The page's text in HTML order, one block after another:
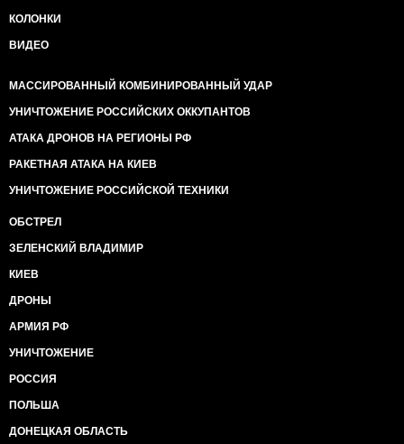
КОЛОНКИ
ВИДЕО
МАССИРОВАННЫЙ КОМБИНИРОВАННЫЙ УДАР
УНИЧТОЖЕНИЕ РОССИЙСКИХ ОККУПАНТОВ
АТАКА ДРОНОВ НА РЕГИОНЫ РФ
РАКЕТНАЯ АТАКА НА КИЕВ
УНИЧТОЖЕНИЕ РОССИЙСКОЙ ТЕХНИКИ
ОБСТРЕЛ
ЗЕЛЕНСКИЙ ВЛАДИМИР
КИЕВ
ДРОНЫ
АРМИЯ РФ
УНИЧТОЖЕНИЕ
РОССИЯ
ПОЛЬША
ДОНЕЦКАЯ ОБЛАСТЬ